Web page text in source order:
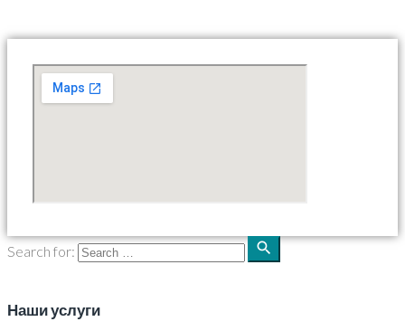
Search for: search
Наши услуги